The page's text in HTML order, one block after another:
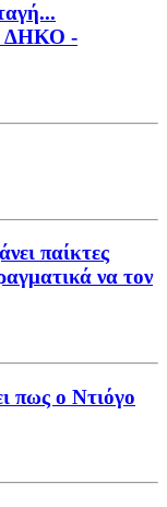
ΔΗΚΟ -
παίκτες
να τον
πως ο Ντιόγο